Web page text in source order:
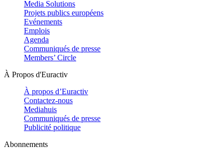
Media Solutions
Projets publics européens
Evénements
Emplois
Agenda
Communiqués de presse
Members’ Circle
À Propos d'Euractiv
À propos d’Euractiv
Contactez-nous
Mediahuis
Communiqués de presse
Publicité politique
Abonnements